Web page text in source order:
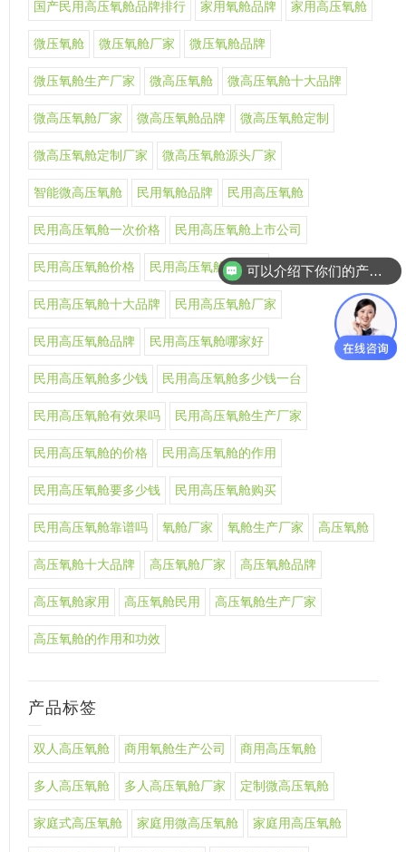
国产民用高压氧舱品牌排行 家用氧舱品牌 家用高压氧舱
微压氧舱 微压氧舱厂家 微压氧舱品牌
微压氧舱生产厂家 微高压氧舱 微高压氧舱十大品牌
微高压氧舱厂家 微高压氧舱品牌 微高压氧舱定制
微高压氧舱定制厂家 微高压氧舱源头厂家
智能微高压氧舱 民用氧舱品牌 民用高压氧舱
民用高压氧舱一次价格 民用高压氧舱上市公司
民用高压氧舱价格 民用高压氧舱价格表
民用高压氧舱十大品牌 民用高压氧舱厂家
民用高压氧舱品牌 民用高压氧舱哪家好
民用高压氧舱多少钱 民用高压氧舱多少钱一台
民用高压氧舱有效果吗 民用高压氧舱生产厂家
民用高压氧舱的价格 民用高压氧舱的作用
民用高压氧舱要多少钱 民用高压氧舱购买
民用高压氧舱靠谱吗 氧舱厂家 氧舱生产厂家 高压氧舱
高压氧舱十大品牌 高压氧舱厂家 高压氧舱品牌
高压氧舱家用 高压氧舱民用 高压氧舱生产厂家
高压氧舱的作用和功效
产品标签
双人高压氧舱 商用氧舱生产公司 商用高压氧舱
多人高压氧舱 多人高压氧舱厂家 定制微高压氧舱
家庭式高压氧舱 家庭用微高压氧舱 家庭用高压氧舱
可以介绍下你们的产品么